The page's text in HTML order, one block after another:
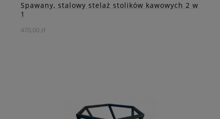
Spawany, stalowy stelaż stolików kawowych 2 w
1
470,00 zł
rozwiązanie, które łączy funkcjonalność, oszczędność